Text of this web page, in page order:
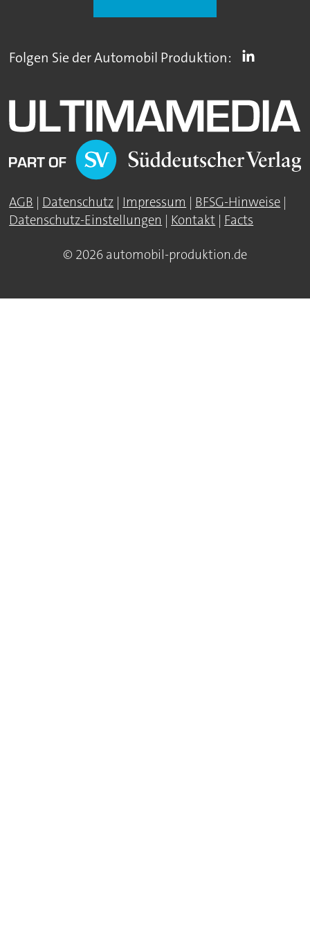
Folgen Sie der Automobil Produktion:
AGB | Datenschutz | Impressum | BFSG-Hinweise |
Datenschutz-Einstellungen | Kontakt | Facts
© 2026 automobil-produktion.de